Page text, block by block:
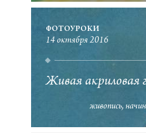
ФОТОУРОКИ
14 октября 2016
Живая акриловая
живопись